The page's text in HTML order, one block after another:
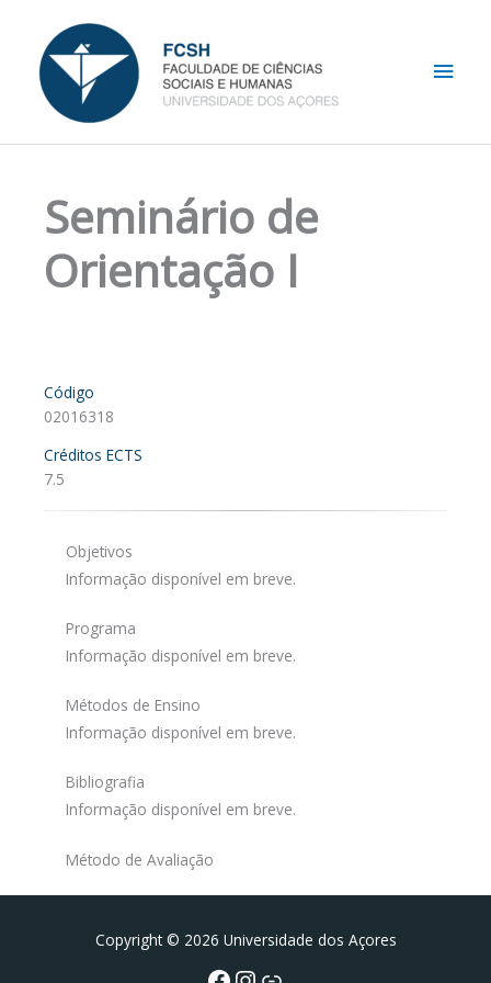
content
Seminário de
Orientação I
Código
02016318
Créditos ECTS
7.5
Objetivos
Informação disponível em breve.
Programa
Informação disponível em breve.
Métodos de Ensino
Informação disponível em breve.
Bibliografia
Informação disponível em breve.
Método de Avaliação
Copyright © 2026 Universidade dos Açores
Facebook
Instagram da FCTPortal da UAc